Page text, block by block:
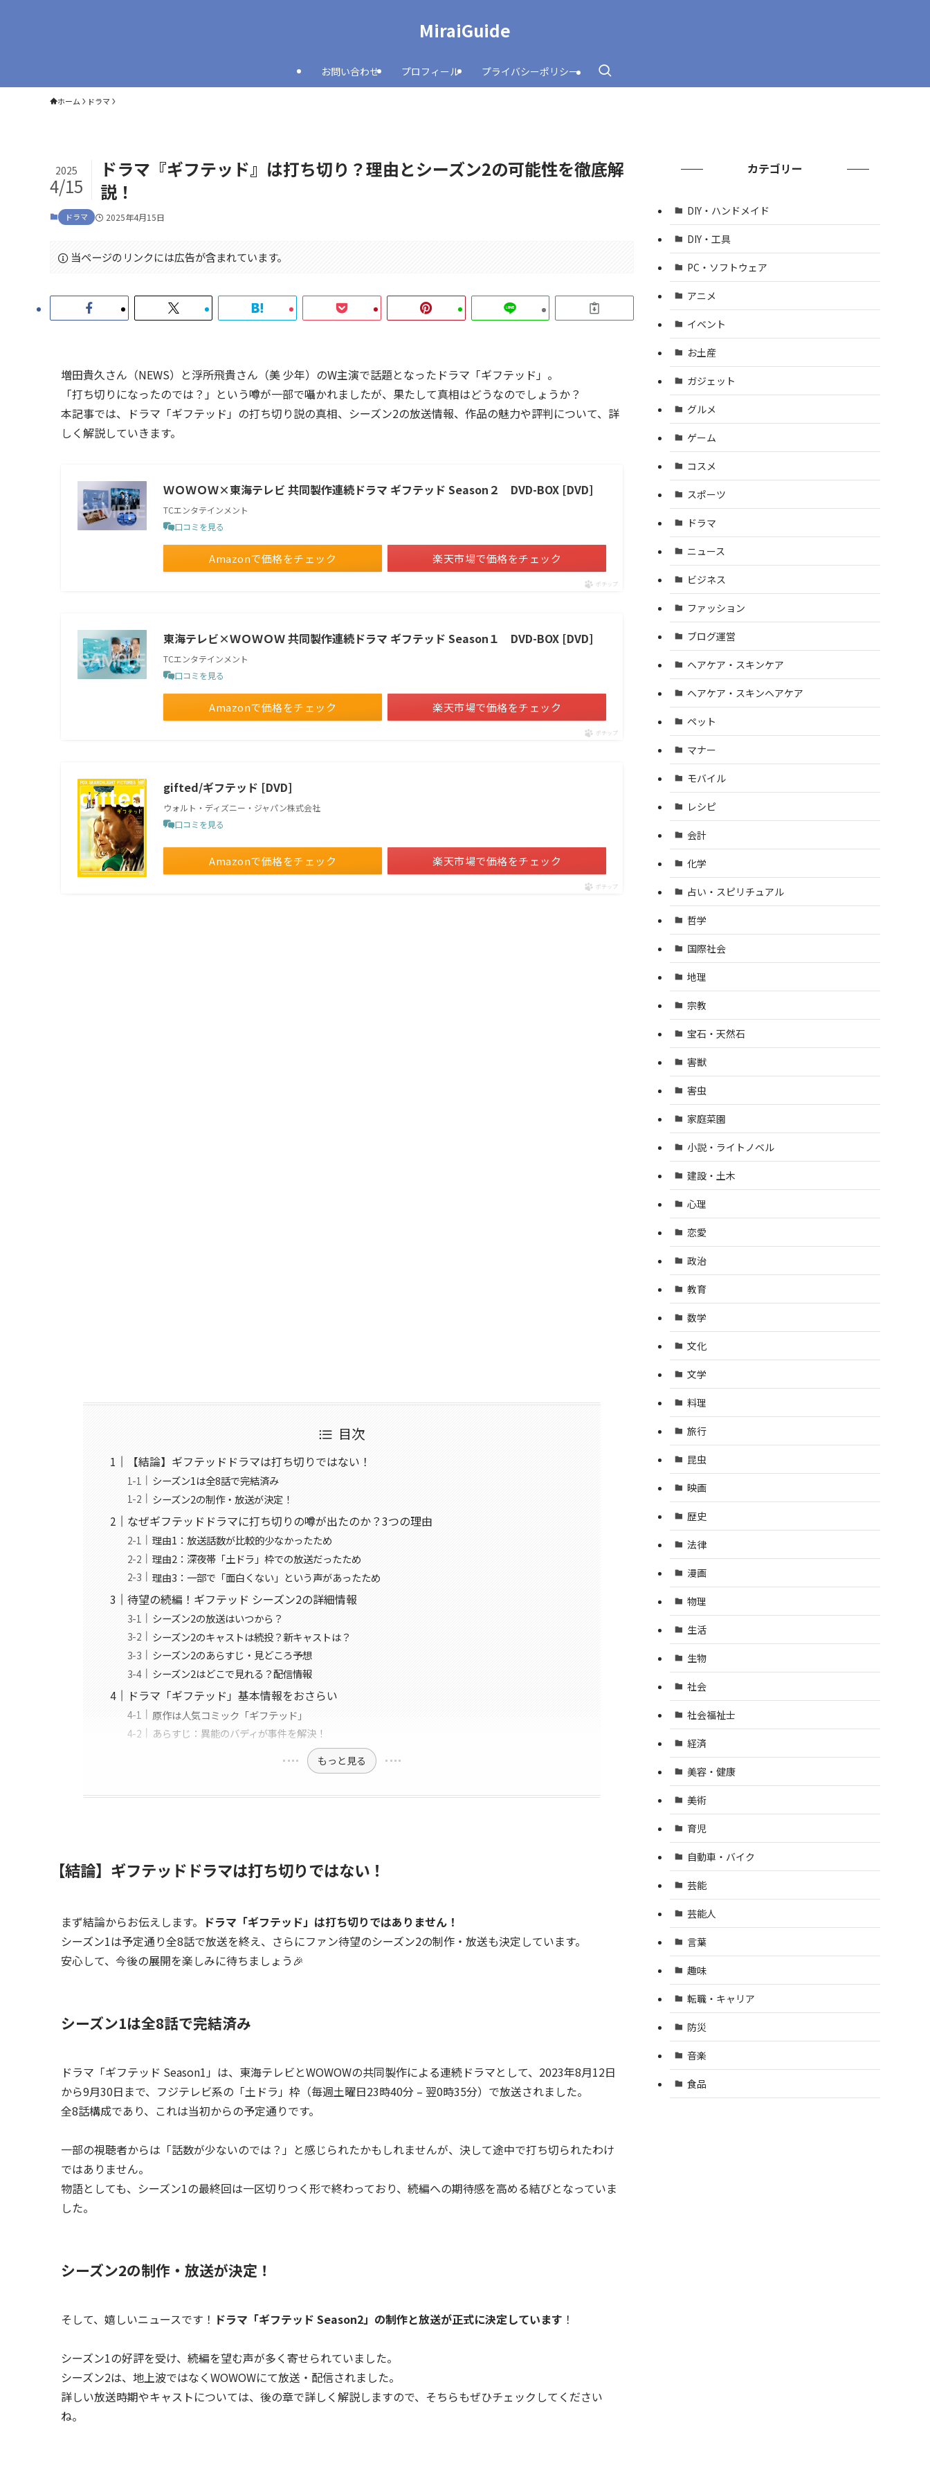
MiraiGuide
お問い合わせ プロフィール プライバシーポリシー
ホーム ドラマ
ドラマ『ギフテッド』は打ち切り？理由とシーズン2の可能性を徹底解
説！
2025
4/15
ドラマ 2025年4月15日
当ページのリンクには広告が含まれています。
増田貴久さん（NEWS）と浮所飛貴さん（美 少年）のW主演で話題となったドラマ「ギフテッド」。
「打ち切りになったのでは？」という噂が一部で囁かれましたが、果たして真相はどうなのでしょうか？
本記事では、ドラマ「ギフテッド」の打ち切り説の真相、シーズン2の放送情報、作品の魅力や評判について、詳
しく解説していきます。
ＷＯＷＯＷ×東海テレビ 共同製作連続ドラマ ギフテッド Season２ DVD-BOX [DVD]
TCエンタテインメント
口コミを見る
Amazonで価格をチェック 楽天市場で価格をチェック
ポチップ
東海テレビ×ＷＯＷＯＷ 共同製作連続ドラマ ギフテッド Season１ DVD-BOX [DVD]
TCエンタテインメント
口コミを見る
Amazonで価格をチェック 楽天市場で価格をチェック
ポチップ
gifted/ギフテッド [DVD]
ウォルト・ディズニー・ジャパン株式会社
口コミを見る
Amazonで価格をチェック 楽天市場で価格をチェック
ポチップ
目次
【結論】ギフテッドドラマは打ち切りではない！
シーズン1は全8話で完結済み
シーズン2の制作・放送が決定！
なぜギフテッドドラマに打ち切りの噂が出たのか？3つの理由
理由1：放送話数が比較的少なかったため
理由2：深夜帯「土ドラ」枠での放送だったため
理由3：一部で「面白くない」という声があったため
待望の続編！ギフテッド シーズン2の詳細情報
シーズン2の放送はいつから？
シーズン2のキャストは続投？新キャストは？
シーズン2のあらすじ・見どころ予想
シーズン2はどこで見れる？配信情報
ドラマ「ギフテッド」基本情報をおさらい
原作は人気コミック「ギフテッド」
あらすじ：異能のバディが事件を解決！
もっと見る
【結論】ギフテッドドラマは打ち切りではない！
まず結論からお伝えします。 ドラマ「ギフテッド」は打ち切りではありません！
シーズン1は予定通り全8話で放送を終え、さらにファン待望のシーズン2の制作・放送も決定しています。
安心して、今後の展開を楽しみに待ちましょう🎉
シーズン1は全8話で完結済み
ドラマ「ギフテッド Season1」は、東海テレビとWOWOWの共同製作による連続ドラマとして、2023年8月12日
から9月30日まで、フジテレビ系の「土ドラ」枠（毎週土曜日23時40分 – 翌0時35分）で放送されました。
全8話構成であり、これは当初からの予定通りです。
一部の視聴者からは「話数が少ないのでは？」と感じられたかもしれませんが、決して途中で打ち切られたわけ
ではありません。
物語としても、シーズン1の最終回は一区切りつく形で終わっており、続編への期待感を高める結びとなっていま
した。
シーズン2の制作・放送が決定！
そして、嬉しいニュースです！ ドラマ「ギフテッド Season2」の制作と放送が正式に決定しています ！
シーズン1の好評を受け、続編を望む声が多く寄せられていました。
シーズン2は、地上波ではなくWOWOWにて放送・配信されました。
詳しい放送時期やキャストについては、後の章で詳しく解説しますので、そちらもぜひチェックしてください
ね。
カテゴリー
DIY・ハンドメイド
DIY・工具
PC・ソフトウェア
アニメ
イベント
お土産
ガジェット
グルメ
ゲーム
コスメ
スポーツ
ドラマ
ニュース
ビジネス
ファッション
ブログ運営
ヘアケア・スキンケア
ヘアケア・スキンヘアケア
ペット
マナー
モバイル
レシピ
会計
化学
占い・スピリチュアル
哲学
国際社会
地理
宗教
宝石・天然石
害獣
害虫
家庭菜園
小説・ライトノベル
建設・土木
心理
恋愛
政治
教育
数学
文化
文学
料理
旅行
昆虫
映画
歴史
法律
漫画
物理
生活
生物
社会
社会福祉士
経済
美容・健康
美術
育児
自動車・バイク
芸能
芸能人
言葉
趣味
転職・キャリア
防災
音楽
食品